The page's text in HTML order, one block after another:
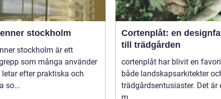
stockholm
stockholm är ett
som många använder
letar efter praktiska och
so...
Cortenplåt: en
till trädgården
cortenplåt har blivit en
både landskapsarkitekter
trädgårdsentusiaster. Det är